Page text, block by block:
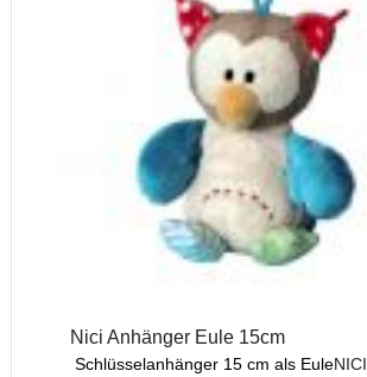
Nici Anhänger Eule 15cm
Schlüsselanhänger 15 cm als EuleNICI